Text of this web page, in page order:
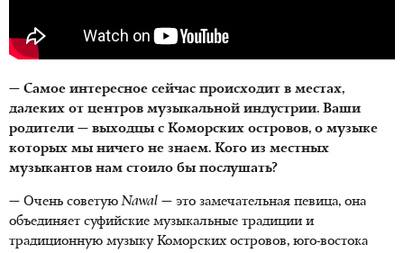
— Самое интересное сейчас происходит в местах,
далеких от центров музыкальной индустрии. Ваши
родители — выходцы с Коморских островов, о музыке
которых мы ничего не знаем. Кого из местных
музыкантов нам стоило бы послушать?
— Очень советуюNawal — это замечательная певица, она
объединяет суфийские музыкальные традиции и
традиционную музыку Коморских островов, юго-востока